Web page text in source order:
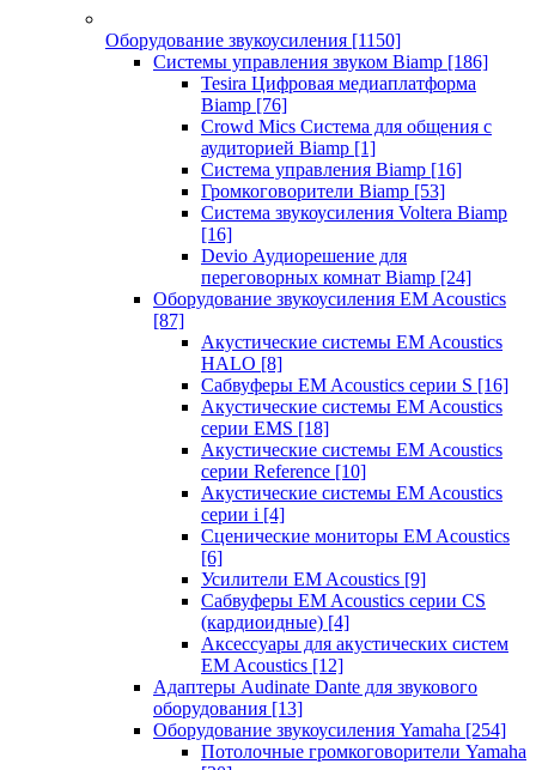
Оборудование звукоусиления [1150]
Системы управления звуком Biamp [186]
Tesira Цифровая медиаплатформа
Biamp [76]
Crowd Mics Система для общения с
аудиторией Biamp [1]
Система управления Biamp [16]
Громкоговорители Biamp [53]
Система звукоусиления Voltera Biamp
[16]
Devio Аудиорешение для
переговорных комнат Biamp [24]
Оборудование звукоусиления EM Acoustics
[87]
Акустические системы EM Acoustics
HALO [8]
Сабвуферы EM Acoustics серии S [16]
Акустические системы EM Acoustics
серии EMS [18]
Акустические системы EM Acoustics
серии Reference [10]
Акустические системы EM Acoustics
серии i [4]
Сценические мониторы EM Acoustics
[6]
Усилители EM Acoustics [9]
Сабвуферы EM Acoustics серии CS
(кардиоидные) [4]
Аксессуары для акустических систем
EM Acoustics [12]
Адаптеры Audinate Dante для звукового
оборудования [13]
Оборудование звукоусиления Yamaha [254]
Потолочные громкоговорители Yamaha